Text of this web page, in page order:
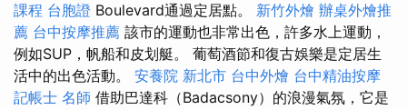
課程 台胞證 Boulevard通過定居點。 新竹外燴 辦桌外燴推
薦 台中按摩推薦 該市的運動也非常出色，許多水上運動，
例如SUP，帆船和皮划艇。 葡萄酒節和復古娛樂是定居生
活中的出色活動。 安養院 新北市 台中外燴 台中精油按摩
記帳士 名師 借助巴達科（Badacsony）的浪漫氣氛，它是